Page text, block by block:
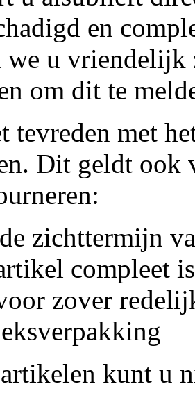
en
we u
om dit te
tevreden met
Dit geldt ook
zichttermijn
compleet is
zover
kunt u